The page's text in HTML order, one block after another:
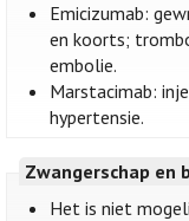
Emicizumab:
en koorts;
embolie.
Marstacimab:
hypertensie.
Zwangerschap en
Het is niet